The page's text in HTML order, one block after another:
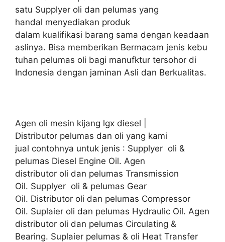
satu Supplyer oli dan pelumas yang
handal menyediakan produk
dalam kualifikasi barang sama dengan keadaan
aslinya. Bisa memberikan Bermacam jenis kebu
tuhan pelumas oli bagi manufktur tersohor di
Indonesia dengan jaminan Asli dan Berkualitas.
Agen oli mesin kijang lgx diesel |
Distributor pelumas dan oli yang kami
jual contohnya untuk jenis : Supplyer oli &
pelumas Diesel Engine Oil. Agen
distributor oli dan pelumas Transmission
Oil. Supplyer oli & pelumas Gear
Oil. Distributor oli dan pelumas Compressor
Oil. Suplaier oli dan pelumas Hydraulic Oil. Agen
distributor oli dan pelumas Circulating &
Bearing. Suplaier pelumas & oli Heat Transfer